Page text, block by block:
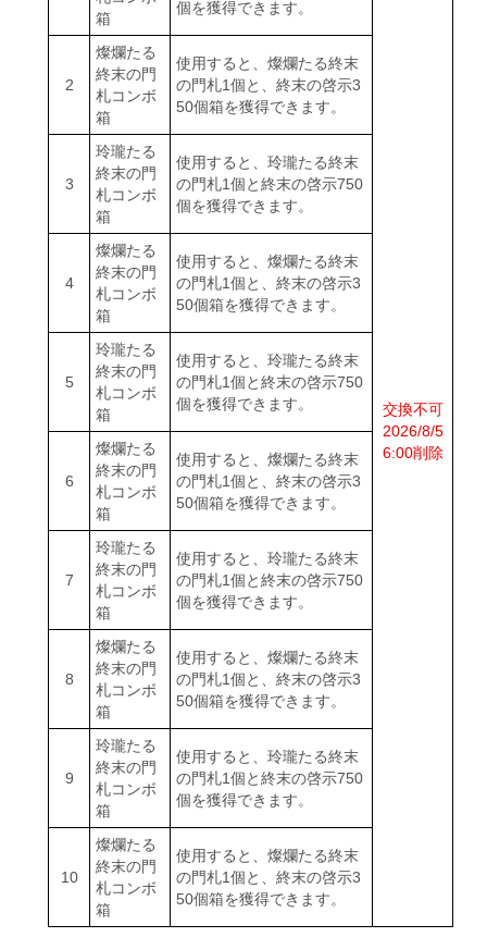
箱
個を獲得できます。
交換不可
2026/8/5
6:00削除
2
燦爛たる
終末の門
札コンボ
箱
使用すると、燦爛たる終末
の門札1個と、終末の啓示3
50個箱を獲得できます。
3
玲瓏たる
終末の門
札コンボ
箱
使用すると、玲瓏たる終末
の門札1個と終末の啓示750
個を獲得できます。
4
燦爛たる
終末の門
札コンボ
箱
使用すると、燦爛たる終末
の門札1個と、終末の啓示3
50個箱を獲得できます。
5
玲瓏たる
終末の門
札コンボ
箱
使用すると、玲瓏たる終末
の門札1個と終末の啓示750
個を獲得できます。
6
燦爛たる
終末の門
札コンボ
箱
使用すると、燦爛たる終末
の門札1個と、終末の啓示3
50個箱を獲得できます。
7
玲瓏たる
終末の門
札コンボ
箱
使用すると、玲瓏たる終末
の門札1個と終末の啓示750
個を獲得できます。
8
燦爛たる
終末の門
札コンボ
箱
使用すると、燦爛たる終末
の門札1個と、終末の啓示3
50個箱を獲得できます。
9
玲瓏たる
終末の門
札コンボ
箱
使用すると、玲瓏たる終末
の門札1個と終末の啓示750
個を獲得できます。
10
燦爛たる
終末の門
札コンボ
箱
使用すると、燦爛たる終末
の門札1個と、終末の啓示3
50個箱を獲得できます。